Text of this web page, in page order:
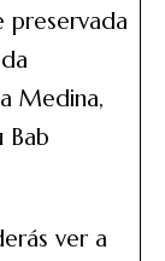
preservada
Medina,
Bab
ver a